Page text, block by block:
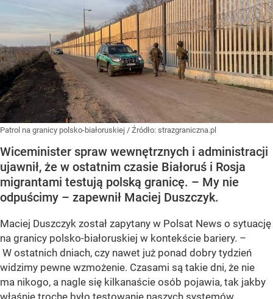
Patrol na granicy polsko-białoruskiej / Źródło: strazgraniczna.pl
Wiceminister spraw wewnętrznych i administracji
ujawnił, że w ostatnim czasie Białoruś i Rosja
migrantami testują polską granicę. – My nie
odpuścimy – zapewnił Maciej Duszczyk.
Maciej Duszczyk został zapytany w Polsat News o sytuację
na granicy polsko-białoruskiej w kontekście bariery. –
W ostatnich dniach, czy nawet już ponad dobry tydzień
widzimy pewne wzmożenie. Czasami są takie dni, że nie
ma nikogo, a nagle się kilkanaście osób pojawia, tak jakby
właśnie trochę było testowanie naszych systemów,